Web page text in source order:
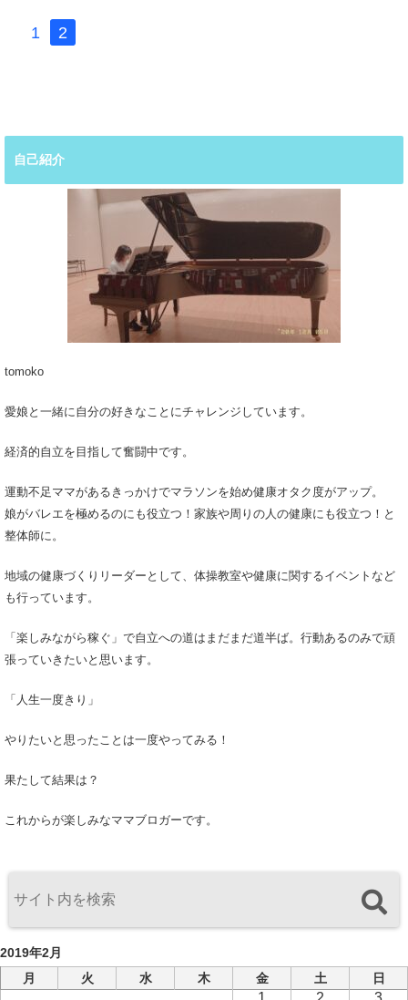
1 2
自己紹介
tomoko
愛娘と一緒に自分の好きなことにチャレンジしています。
経済的自立を目指して奮闘中です。
運動不足ママがあるきっかけでマラソンを始め健康オタク度がアップ。
娘がバレエを極めるのにも役立つ！家族や周りの人の健康にも役立つ！と
整体師に。
地域の健康づくりリーダーとして、体操教室や健康に関するイベントなど
も行っています。
「楽しみながら稼ぐ」で自立への道はまだまだ道半ば。行動あるのみで頑
張っていきたいと思います。
「人生一度きり」
やりたいと思ったことは一度やってみる！
果たして結果は？
これからが楽しみなママブロガーです。
2019年2月
月
火 水 木 金 土 日